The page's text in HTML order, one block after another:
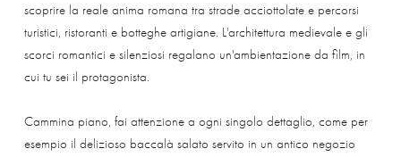
scoprire la reale anima romana tra strade acciottolate e percorsi
turistici, ristoranti e botteghe artigiane. L'architettura medievale e gli
scorci romantici e silenziosi regalano un'ambientazione da film, in
cui tu sei il protagonista.
Cammina piano, fai attenzione a ogni singolo dettaglio, come per
esempio il delizioso baccalà salato servito in un antico negozio